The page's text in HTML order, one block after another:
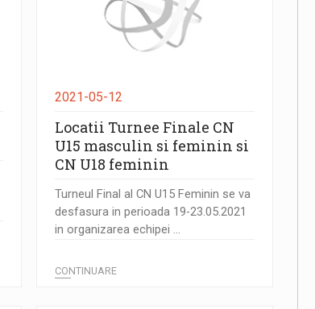
2021-05-12
Locatii Turnee Finale CN
U15 masculin si feminin si
CN U18 feminin
Turneul Final al CN U15 Feminin se va
desfasura in perioada 19-23.05.2021
in organizarea echipei ...
CONTINUARE